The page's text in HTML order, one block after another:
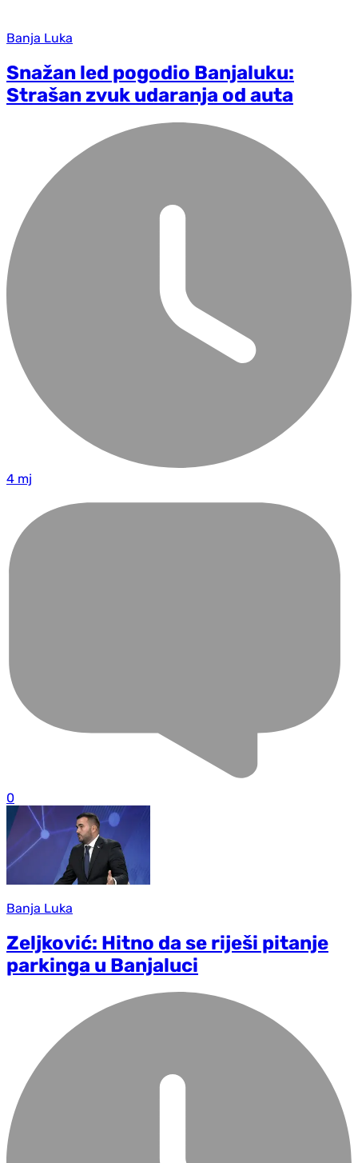
Banja Luka
Snažan led pogodio Banjaluku:
Strašan zvuk udaranja od auta
4 mj
0
Banja Luka
Zeljković: Hitno da se riješi pitanje
parkinga u Banjaluci